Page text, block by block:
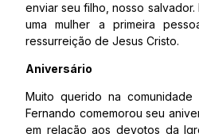
enviar seu filho, nosso
uma mulher a primeira
ressurreição de Jesus Cristo.
Aniversário
Muito querido na comunidade
Fernando comemorou seu
em relação aos devotos da